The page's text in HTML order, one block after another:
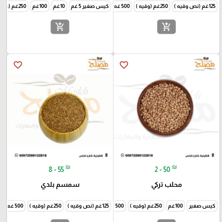
125غم (نص وقيه ) 250غم (وقيه ) 500 غم ( نص كيلو ) 1000غم (كيلو )
add_shopping_cart
كيس صغير 5 غم 10غم 100غم 250غم (وقيه )
add_shopping_cart
favorite_border
2 - 50 ₪
محلب تركي
كيس صغير 100غم 250غم (وقيه ) 500 غم ( نص كيلو )
favorite_border
8 - 55 ₪
سمسم بلدي
125غم (نص وقيه ) 250غم (وقيه ) 500 غم ( نص كيلو )